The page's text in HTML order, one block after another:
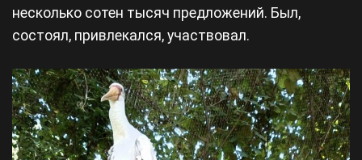
несколько сотен тысяч предложений. Был,
состоял, привлекался, участвовал.